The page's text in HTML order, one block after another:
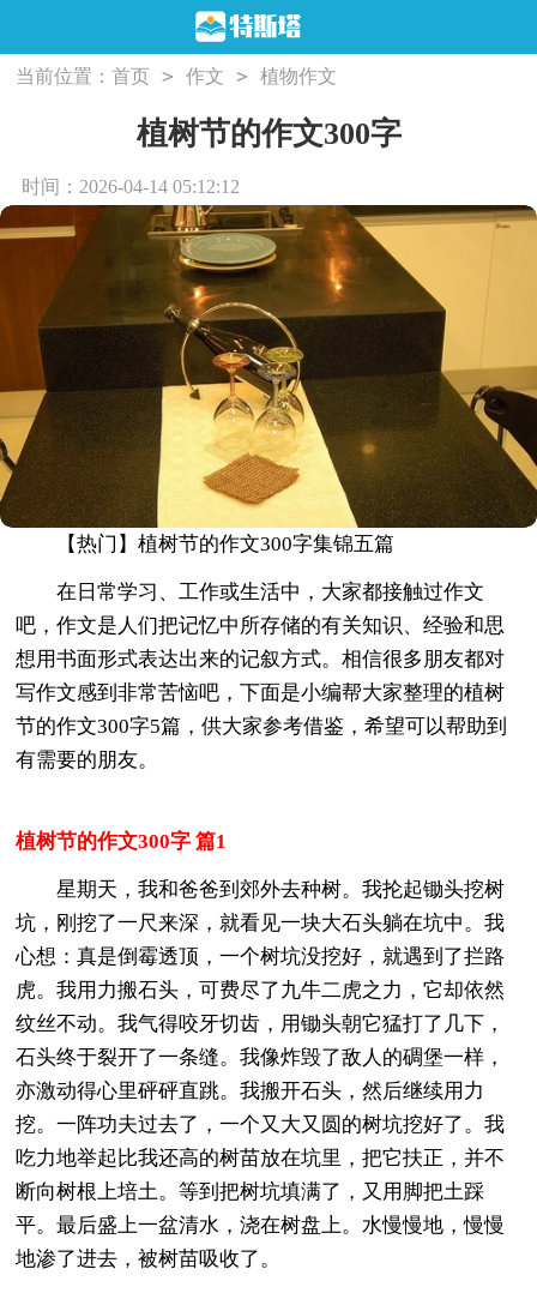
当前位置：首页 > 作文 > 植物作文
植树节的作文300字
时间：2026-04-14 05:12:12
【热门】植树节的作文300字集锦五篇
在日常学习、工作或生活中，大家都接触过作文
吧，作文是人们把记忆中所存储的有关知识、经验和思
想用书面形式表达出来的记叙方式。相信很多朋友都对
写作文感到非常苦恼吧，下面是小编帮大家整理的植树
节的作文300字5篇，供大家参考借鉴，希望可以帮助到
有需要的朋友。
植树节的作文300字 篇1
星期天，我和爸爸到郊外去种树。我抡起锄头挖树
坑，刚挖了一尺来深，就看见一块大石头躺在坑中。我
心想：真是倒霉透顶，一个树坑没挖好，就遇到了拦路
虎。我用力搬石头，可费尽了九牛二虎之力，它却依然
纹丝不动。我气得咬牙切齿，用锄头朝它猛打了几下，
石头终于裂开了一条缝。我像炸毁了敌人的碉堡一样，
亦激动得心里砰砰直跳。我搬开石头，然后继续用力
挖。一阵功夫过去了，一个又大又圆的树坑挖好了。我
吃力地举起比我还高的树苗放在坑里，把它扶正，并不
断向树根上培土。等到把树坑填满了，又用脚把土踩
平。最后盛上一盆清水，浇在树盘上。水慢慢地，慢慢
地渗了进去，被树苗吸收了。